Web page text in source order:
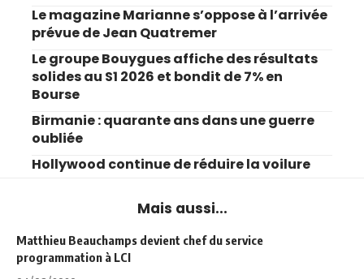
Le magazine Marianne s’oppose à l’arrivée
prévue de Jean Quatremer
Le groupe Bouygues affiche des résultats
solides au S1 2026 et bondit de 7% en
Bourse
Birmanie : quarante ans dans une guerre
oubliée
Hollywood continue de réduire la voilure
Mais aussi...
Matthieu Beauchamps devient chef du service
programmation à LCI